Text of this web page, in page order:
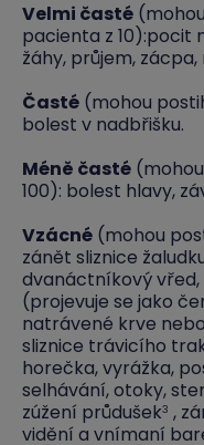
Velmi časté
pacienta z 10):pocit
žáhy, průjem,
Časté (mohou
bolest v nadbřišku.
Méně časté
100): bolest hlavy,
Vzácné (mohou
zánět sliznice
dvanáctníkový
(projevuje se jako
natrávené krve
sliznice trávicího
horečka, vyrážka,
selhávání, otoky,
zúžení průdušek3 ,
vidění a vnímaní